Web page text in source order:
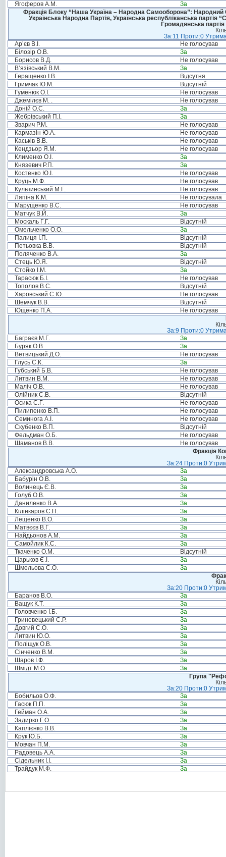
Ягоферов А.М.
За
Фракція Блоку “Наша Україна – Народна Самооборона”: Народний
Українська Народна Партія, Українська республіканська
Громадянська
За:11 Проти:0
Ар’єв В.І.
Не голосував
Білозір О.В.
За
Борисов В.Д.
Не голосував
В’язівський В.М.
За
Геращенко І.В.
Відсутня
Гримчак Ю.М.
Відсутній
Гуменюк О.І.
Не голосував
Джемілєв М. .
Не голосував
Доній О.С.
За
Жебрівський П.І.
За
Зварич Р.М.
Не голосував
Кармазін Ю.А.
Не голосував
Каськів В.В.
Не голосував
Кендзьор Я.М.
Не голосував
Клименко О.І.
За
Князевич Р.П.
За
Костенко Ю.І.
Не голосував
Круць М.Ф.
Не голосував
Кульчинський М.Г.
Не голосував
Ляпіна К.М.
Не голосувала
Марущенко В.С.
Не голосував
Матчук В.Й.
За
Москаль Г.Г.
Відсутній
Омельченко О.О.
За
Палиця І.П.
Відсутній
Петьовка В.В.
Відсутній
Поляченко В.А.
За
Стець Ю.Я.
Відсутній
Стойко І.М.
За
Тарасюк Б.І.
Не голосував
Тополов В.С.
Відсутній
Харовський С.Ю.
Не голосував
Шемчук В.В.
Відсутній
Ющенко П.А.
Не голосував
За:9 Проти:0
Баграєв М.Г.
За
Буряк О.В.
За
Ветвицький Д.О.
Не голосував
Глусь С.К.
За
Губський Б.В.
Не голосував
Литвин В.М.
Не голосував
Маліч О.В.
Не голосував
Олійник С.В.
Відсутній
Осика С.Г.
Не голосував
Пилипенко В.П.
Не голосував
Семинога А.І.
Не голосував
Скубенко В.П.
Відсутній
Фельдман О.Б.
Не голосував
Шаманов В.В.
Не голосував
Фракція
За:24 Проти:0
Александровська А.О.
За
Бабурін О.В.
За
Волинець Є.В.
За
Голуб О.В.
За
Даниленко В.А.
За
Кілінкаров С.П.
За
Лещенко В.О.
За
Матвєєв В.Г.
За
Найдьонов А.М.
За
Самойлик К.С.
За
Ткаченко О.М.
Відсутній
Царьков Є.І.
За
Шмельова С.О.
За
За:20 Проти:0
Баранов В.О.
За
Ващук К.Т.
За
Головченко І.Б.
За
Гриневецький С.Р.
За
Довгий С.О.
За
Литвин Ю.О.
За
Поліщук О.В.
За
Сінченко В.М.
За
Шаров І.Ф.
За
Шмідт М.О.
За
Група
За:20 Проти:0
Бобильов О.Ф.
За
Гасюк П.П.
За
Гейман О.А.
За
Задирко Г.О.
За
Каплієнко В.В.
За
Крук Ю.Б.
За
Мовчан П.М.
За
Радовець А.А.
За
Сідельник І.І.
За
Трайдук М.Ф.
За